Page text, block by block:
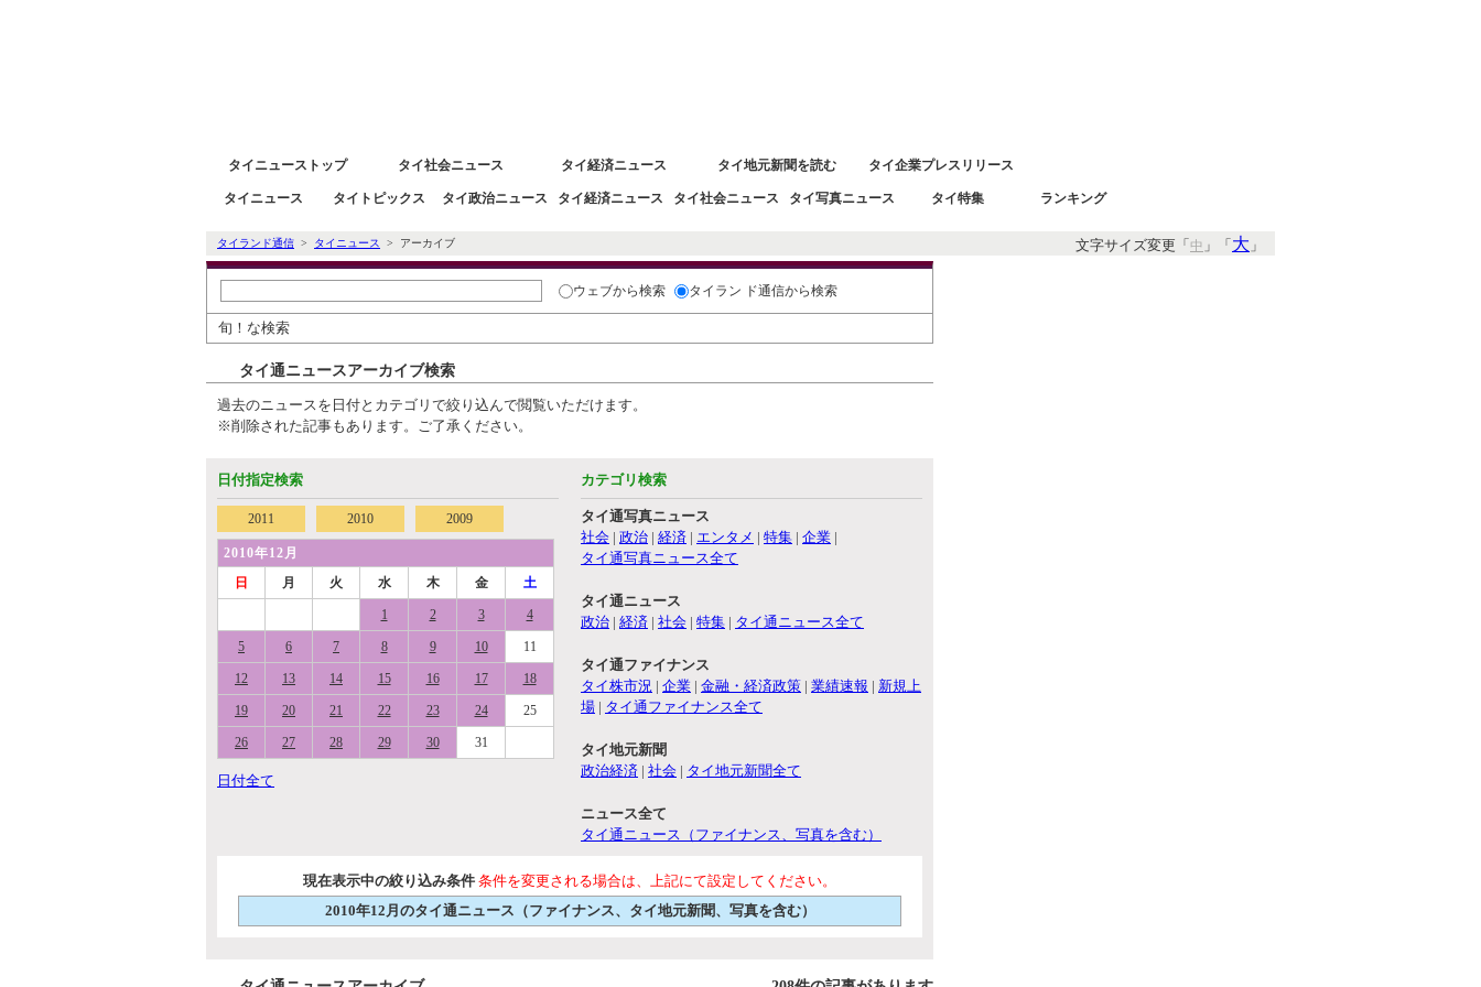
タイニューストップ タイ社会ニュース タイ経済ニュース タイ地元新聞を読む タイ企業プレスリリース
タイニュース タイトピックス タイ政治ニュース タイ経済ニュース タイ社会ニュース タイ写真ニュース タイ特集 ランキング
タイランド通信 > タイニュース > アーカイブ 文字サイズ変更「中 」「大 」
ウェブから検索 タイラン ド通信から検索
旬！な検索
タイ通ニュースアーカイブ検索
過去のニュースを日付とカテゴリで絞り込んで閲覧いただけます。
※削除された記事もあります。ご了承ください。
日付指定検索
2011 2010 2009
2010年12月
日
月 火 水 木 金 土
1 2 3 4
5 6 7 8 9 10 11
12 13 14 15 16 17 18
19 20 21 22 23 24 25
26 27 28 29 30 31
日付全て
カテゴリ検索
タイ通写真ニュース
社会 | 政治 | 経済 | エンタメ | 特集 | 企業 |
タイ通写真ニュース全て
タイ通ニュース
政治 | 経済 | 社会 | 特集 | タイ通ニュース全て
タイ通ファイナンス
タイ株市況 | 企業 | 金融・経済政策 | 業績速報 | 新規上
場 | タイ通ファイナンス全て
タイ地元新聞
政治経済 | 社会 | タイ地元新聞全て
ニュース全て
タイ通ニュース（ファイナンス、写真を含む）
現在表示中の絞り込み条件 条件を変更される場合は、上記にて設定してください。
2010年12月のタイ通ニュース（ファイナンス、タイ地元新聞、写真を含む）